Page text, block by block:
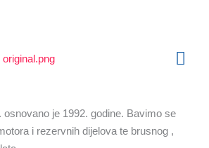
je 1992. godine. Bavimo se
i rezervnih dijelova te brusnog ,